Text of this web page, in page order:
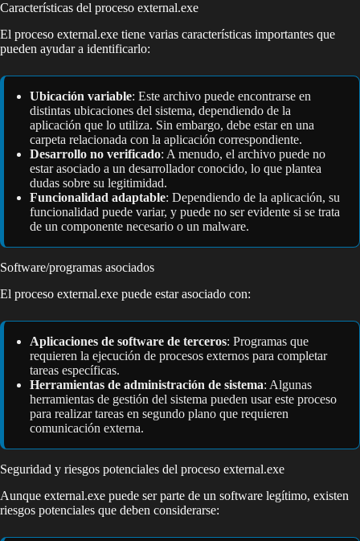
Características del proceso external.exe
El proceso external.exe tiene varias características importantes que
pueden ayudar a identificarlo:
Ubicación variable: Este archivo puede encontrarse en
distintas ubicaciones del sistema, dependiendo de la
aplicación que lo utiliza. Sin embargo, debe estar en una
carpeta relacionada con la aplicación correspondiente.
Desarrollo no verificado: A menudo, el archivo puede no
estar asociado a un desarrollador conocido, lo que plantea
dudas sobre su legitimidad.
Funcionalidad adaptable: Dependiendo de la aplicación, su
funcionalidad puede variar, y puede no ser evidente si se trata
de un componente necesario o un malware.
Software/programas asociados
El proceso external.exe puede estar asociado con:
Aplicaciones de software de terceros: Programas que
requieren la ejecución de procesos externos para completar
tareas específicas.
Herramientas de administración de sistema: Algunas
herramientas de gestión del sistema pueden usar este proceso
para realizar tareas en segundo plano que requieren
comunicación externa.
Seguridad y riesgos potenciales del proceso external.exe
Aunque external.exe puede ser parte de un software legítimo, existen
riesgos potenciales que deben considerarse: